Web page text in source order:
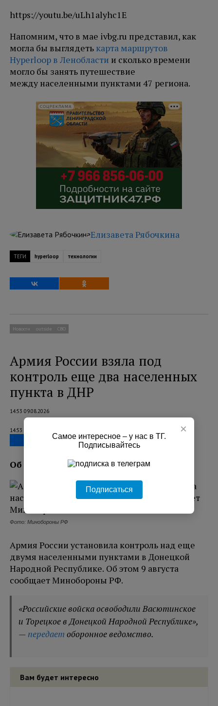
https://youtu.be/uLh1alyhc1E
Напомним, что в мае ivbg.ru представил, как
могла бы выглядеть карта маршрутов
Hyperloop в Ленобласти и сколько времени
могло бы занять путешествие
между населенными пунктами 47 региона.
СОЦРЕКЛАМА
Елизавета Рябочкина
ТЕГИ hyperloop технологии
Новости outside СВО
Армия России взяла под
контроль еще два населенных
пункта в ДНР
14:53 09.08.2026
14:53 09.08.2026
Об этом сообщает Минобороны РФ.
Фото: Минобороны РФ
Армия России установила контроль над еще
двумя населенными пунктами в Донецкой
Народной Республике. Об этом 9 августа
сообщает Минобороны РФ.
«Российские войска освободили Васютинское
и Торецкое в Донецкой Народной Республике»,
— передает оборонное ведомство.
Вам будет интересно
×
Самое интересное – у нас в ТГ.
Подписывайтесь
Подписаться